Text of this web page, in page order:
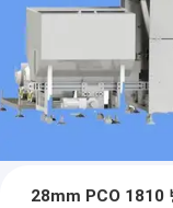
28mm PCO 1810